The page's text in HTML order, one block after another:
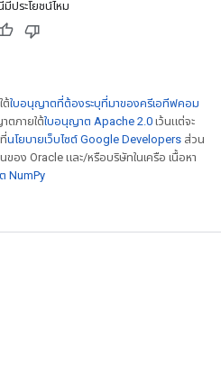
ประโยชน์ไหม
ต้ใบอนุญาตที่ต้องระบุที่มาของครีเอทีฟคอม
ตภายใต้ใบอนุญาต Apache 2.0 เว้นแต่จะ
นโยบายเว็บไซต์ Google Developers ส่วน
ของ Oracle และ/หรือบริษัทในเครือ เนื้อหา
NumPy